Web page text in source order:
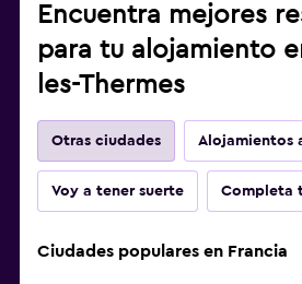
Encuentra mejores
para tu alojamiento
les-Thermes
Otras ciudades Alojamientos
Voy a tener suerte Completa
Ciudades populares en Francia